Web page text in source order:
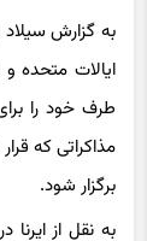
به گزارش
ایالات متحده و
طرف خود را
برگزار شود.
به نقل از